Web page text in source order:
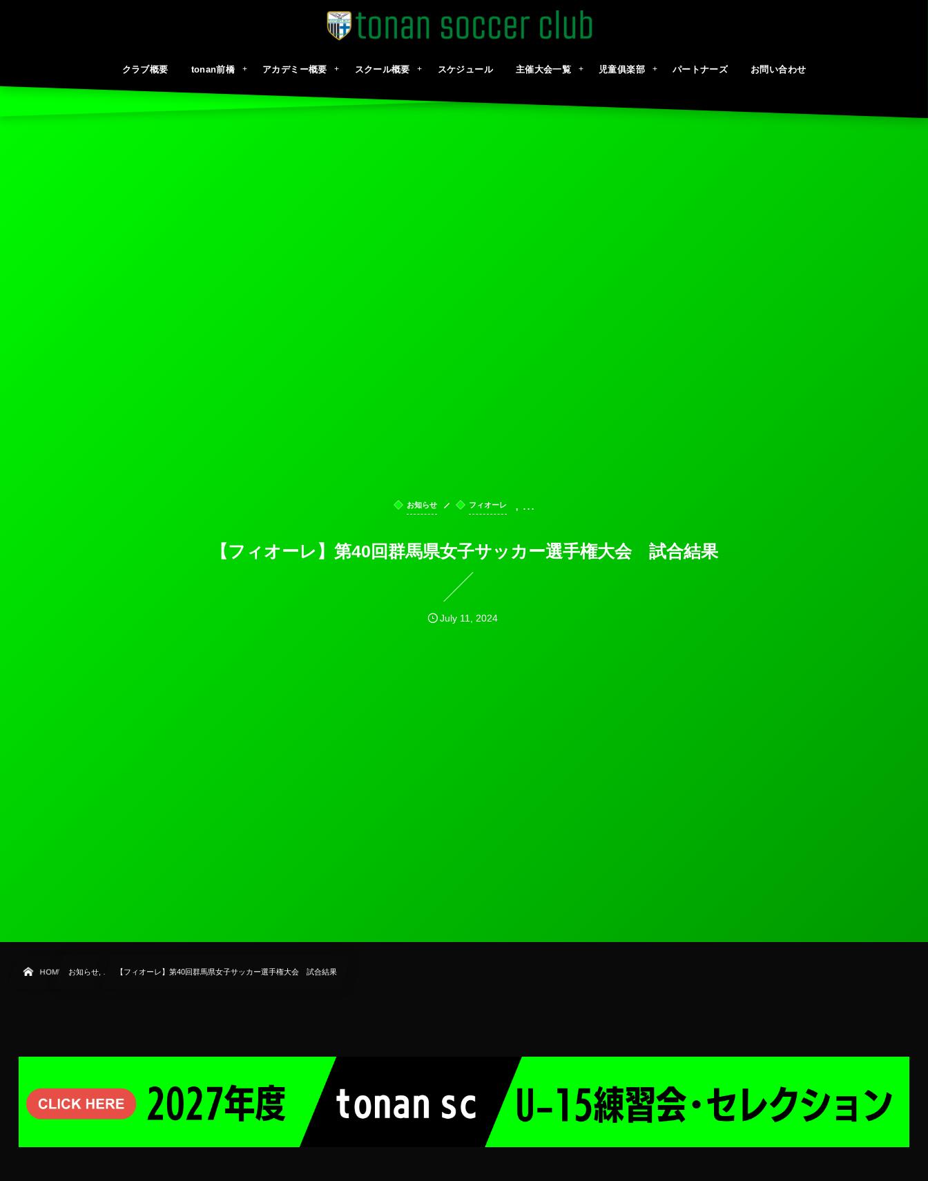
クラブ概要 tonan前橋 アカデミー概要 スクール概要 スケジュール 主催大会一覧 児童俱楽部 パートナーズ お問い合わせ
お知らせ フィオーレ , …
【フィオーレ】第40回群馬県女子サッカー選手権大会 試合結果
July 11 2024
HOME お知らせ, … 【フィオーレ】第40回群馬県女子サッカー選手権大会 試合結果